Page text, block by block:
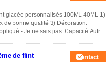
glacée personnalisés 100ML 40ML 1)
de bonne qualité 3) Décoration:
- Je ne sais pas. Capacité Autres
de flint
Contact